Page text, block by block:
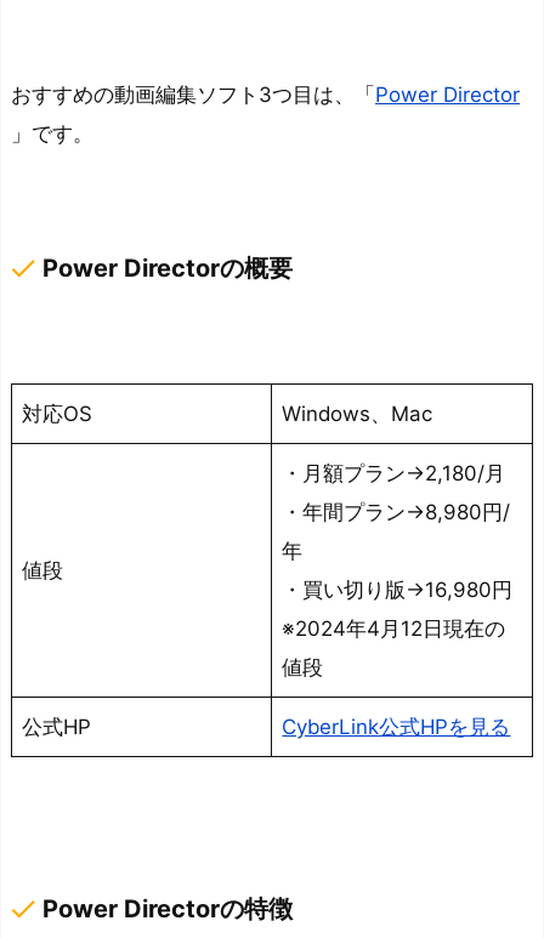
と
め：
レ
を
活
用
く
ク
の
おすすめの動画編集ソフト3つ目は、「 Power Director
」です。
done Power Directorの概要
対応OS Windows、Mac
値段
・月額プラン→2,180/月
・年間プラン→8,980円/
年
・買い切り版→16,980円
※2024年4月12日現在の
値段
公式HP CyberLink公式HPを見る
done Power Directorの特徴